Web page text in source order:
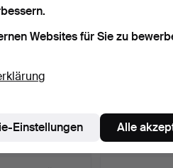
Websites für Sie zu
Einstellungen Alle